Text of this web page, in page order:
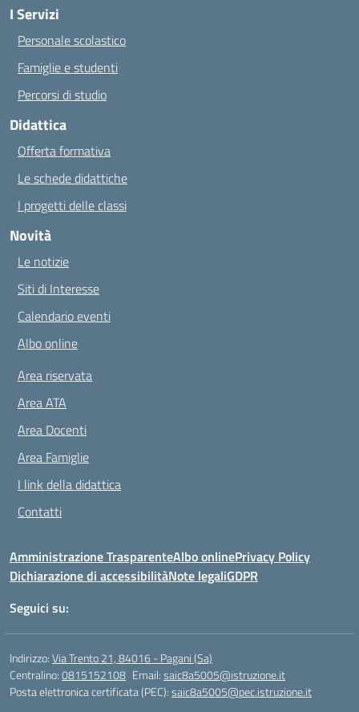
I Servizi
Personale scolastico
Famiglie e studenti
Percorsi di studio
Didattica
Offerta formativa
Le schede didattiche
I progetti delle classi
Novità
Le notizie
Siti di Interesse
Calendario eventi
Albo online
Area riservata
Area ATA
Area Docenti
Area Famiglie
I link della didattica
Contatti
Amministrazione TrasparenteAlbo onlinePrivacy Policy
Dichiarazione di accessibilitàNote legaliGDPR
Seguici su:
Indirizzo:Via Trento 21, 84016 - Pagani (Sa)
Centralino:0815152108 Email:saic8a5005@istruzione.it
Posta elettronica certificata (PEC):saic8a5005@pec.istruzione.it